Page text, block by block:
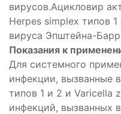
вирусов.Ацикловир
Herpes simplex типов
вируса Эпштейна-
Показания к
Для системного
инфекции, вызванные
типов 1 и 2 и Varicella
инфекций, вызванных